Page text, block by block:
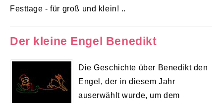
Festtage - für groß und klein! ..
Der kleine Engel Benedikt
Die Geschichte über Benedikt den
Engel, der in diesem Jahr
auserwählt wurde, um dem